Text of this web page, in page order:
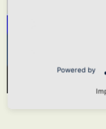
Nutzung
Mehr
Powered by
Powered by